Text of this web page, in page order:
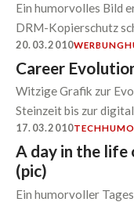
Ein humorvolles Bild
DRM-Kopierschutz
20.03.2010WERBUNG
Career
Witzige Grafik zur
Steinzeit bis zur
17.03.2010TECH
A day in the life
(pic)
Ein humorvoller